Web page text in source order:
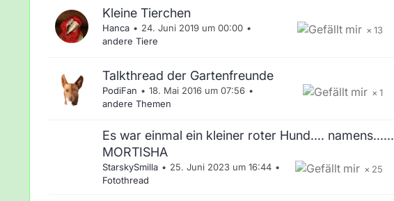
Kleine Tierchen
13
Hanca
24. Juni 2019 um 00:00
andere Tiere
Talkthread der Gartenfreunde
1
PodiFan
18. Mai 2016 um 07:56
andere Themen
Es war einmal ein kleiner roter Hund.... namens......
MORTISHA
25
StarskySmilla
25. Juni 2023 um 16:44
Fotothread